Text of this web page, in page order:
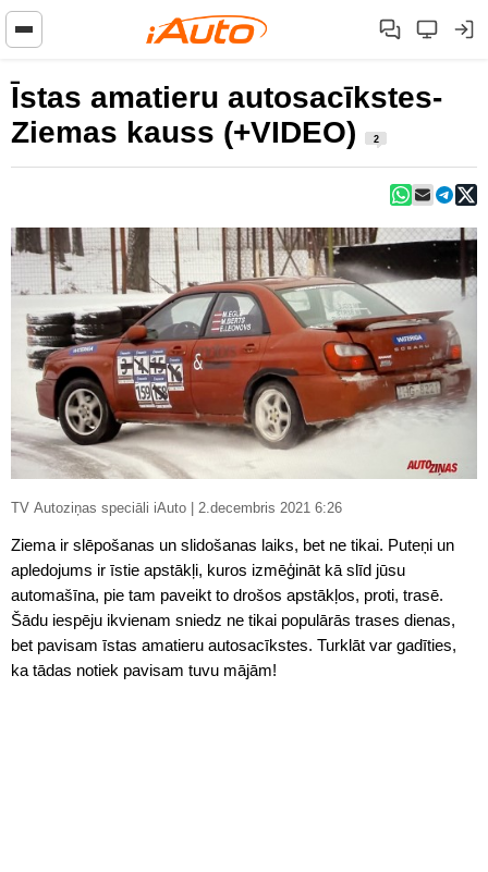
Īstas amatieru autosacīkstes-
Ziemas kauss (+VIDEO)
2
TV Autoziņas speciāli iAuto | 2.decembris 2021 6:26
Ziema ir slēpošanas un slidošanas laiks, bet ne tikai. Puteņi un
apledojums ir īstie apstākļi, kuros izmēģināt kā slīd jūsu
automašīna, pie tam paveikt to drošos apstākļos, proti, trasē.
Šādu iespēju ikvienam sniedz ne tikai populārās trases dienas,
bet pavisam īstas amatieru autosacīkstes. Turklāt var gadīties,
ka tādas notiek pavisam tuvu mājām!